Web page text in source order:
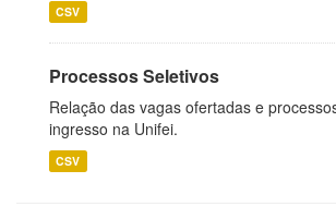
CSV
Processos Seletivos
Relação das vagas ofertadas e
ingresso na Unifei.
CSV